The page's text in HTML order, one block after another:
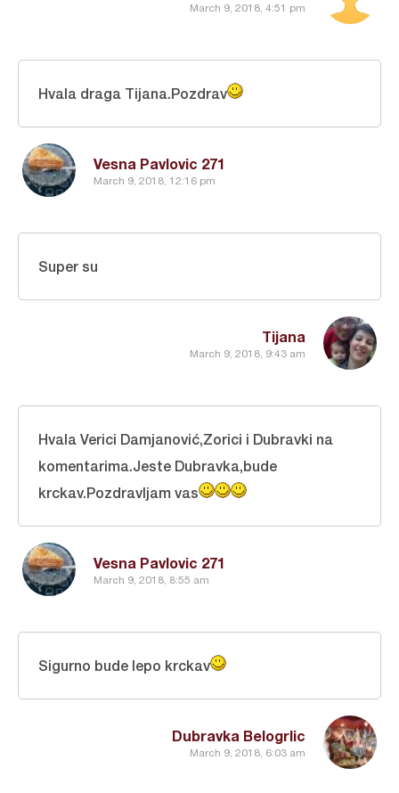
March 9, 2018, 4:51 pm
Vesna Pavlovic 271
March 9, 2018, 12:16 pm
Hvala draga Tijana.Pozdrav
Tijana
March 9, 2018, 9:43 am
Super su
Vesna Pavlovic 271
March 9, 2018, 8:55 am
Hvala Verici Damjanović,Zorici i Dubravki na
komentarima.Jeste Dubravka,bude
krckav.Pozdravljam vas
Dubravka Belogrlic
March 9, 2018, 6:03 am
Sigurno bude lepo krckav